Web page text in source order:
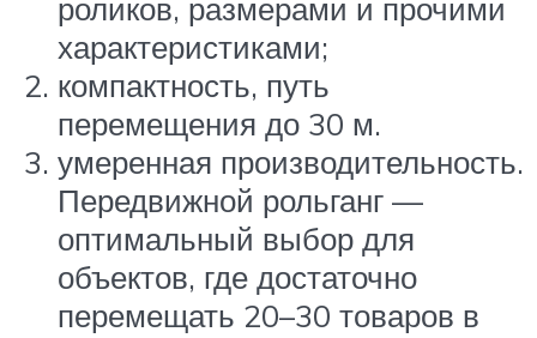
роликов, размерами и прочими
характеристиками;
компактность, путь
перемещения до 30 м.
умеренная производительность.
Передвижной рольганг —
оптимальный выбор для
объектов, где достаточно
перемещать 20–30 товаров в